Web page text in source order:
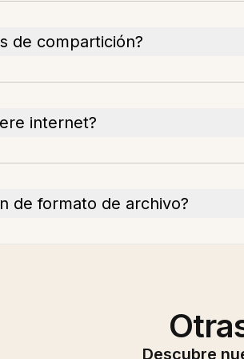
de compartición?
internet?
de formato de archivo?
Descubre